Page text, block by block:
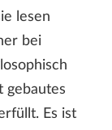
lesen
bei
gebautes
Es ist